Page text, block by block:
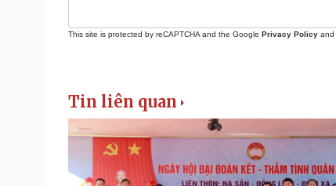
This site is protected by reCAPTCHA and the Google Privacy Policy and
Tin liên quan